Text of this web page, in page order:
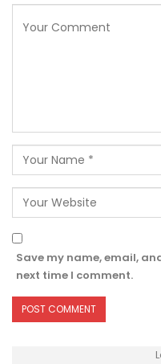
Save my name, email,
next time I comment.